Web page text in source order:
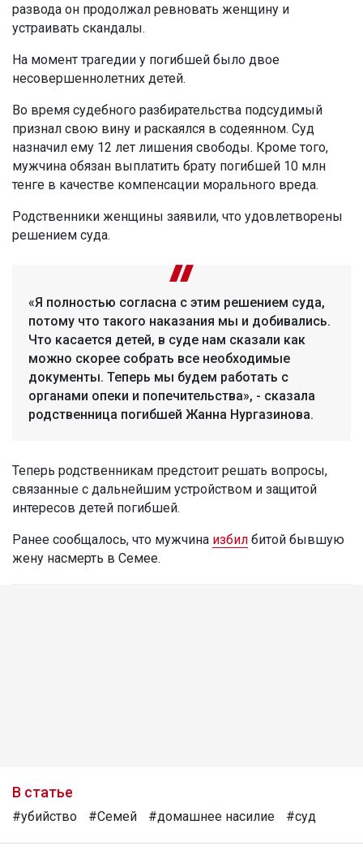
развода он продолжал ревновать женщину и
устраивать скандалы.
На момент трагедии у погибшей было двое
несовершеннолетних детей.
Во время судебного разбирательства подсудимый
признал свою вину и раскаялся в содеянном. Суд
назначил ему 12 лет лишения свободы. Кроме того,
мужчина обязан выплатить брату погибшей 10 млн
тенге в качестве компенсации морального вреда.
Родственники женщины заявили, что удовлетворены
решением суда.
«Я полностью согласна с этим решением суда,
потому что такого наказания мы и добивались.
Что касается детей, в суде нам сказали как
можно скорее собрать все необходимые
документы. Теперь мы будем работать с
органами опеки и попечительства», - сказала
родственница погибшей Жанна Нургазинова.
Теперь родственникам предстоит решать вопросы,
связанные с дальнейшим устройством и защитой
интересов детей погибшей.
Ранее сообщалось, что мужчина избил битой бывшую
жену насмерть в Семее.
В статье
#убийство #Семей #домашнее насилие #суд